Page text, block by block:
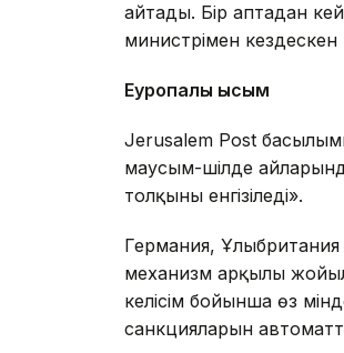
айтады. Бір аптадан
министрімен
Еуропалық қысым
Jerusalem Post
маусым-шілде
толқыны енгізіледі».
Германия, Ұлыбритания
механизм арқылы
келісім бойынша өз
санкцияларын